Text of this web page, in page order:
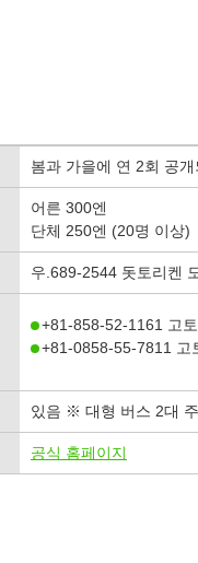
봄과 가을에 연 2회 공
어른 300엔
단체 250엔 (20명 이상)
우.689-2544 돗토리켄
+81-858-52-1161 고
+81-0858-55-7811 고
있음 ※ 대형 버스 2대
공식 홈페이지